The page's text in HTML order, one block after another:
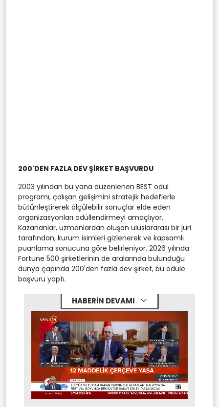
200'DEN FAZLA DEV ŞİRKET BAŞVURDU
2003 yılından bu yana düzenlenen BEST ödül
programı, çalışan gelişimini stratejik hedeflerle
bütünleştirerek ölçülebilir sonuçlar elde eden
organizasyonları ödüllendirmeyi amaçlıyor.
Kazananlar, uzmanlardan oluşan uluslararası bir jüri
tarafından, kurum isimleri gizlenerek ve kapsamlı
puanlama sonucuna göre belirleniyor. 2026 yılında
Fortune 500 şirketlerinin de aralarında bulunduğu
dünya çapında 200'den fazla dev şirket, bu ödüle
başvuru yaptı.
HABERİN DEVAMI
Mute Stream